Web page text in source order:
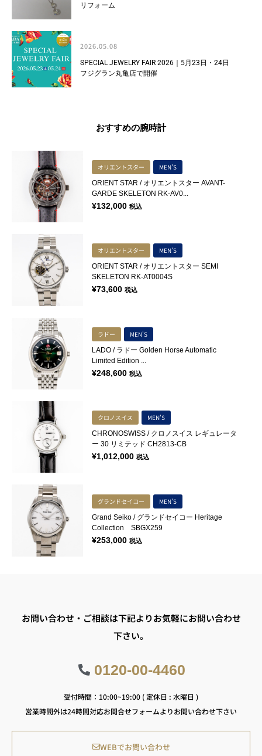
リフォーム
2026.05.08
SPECIAL JEWELRY FAIR 2026｜5月23日・24日
フジグラン丸亀店で開催
おすすめの腕時計
オリエントスター MEN'S
ORIENT STAR / オリエントスター AVANT-
GARDE SKELETON RK-AV0...
¥132,000 税込
オリエントスター MEN'S
ORIENT STAR / オリエントスター SEMI
SKELETON RK-AT0004S
¥73,600 税込
ラドー MEN'S
LADO / ラドー Golden Horse Automatic
Limited Edition ...
¥248,600 税込
クロノスイス MEN'S
CHRONOSWISS / クロノスイス レギュレータ
ー 30 リミテッド CH2813-CB
¥1,012,000 税込
グランドセイコー MEN'S
Grand Seiko / グランドセイコー Heritage
Collection SBGX259
¥253,000 税込
お問い合わせ・ご相談は下記よりお気軽にお問い合わせ
下さい。
0120-00-4460
受付時間：10:00~19:00 ( 定休日 : 水曜日 )
営業時間外は24時間対応お問合せフォームよりお問い合わせ下さい
WEBでお問い合わせ